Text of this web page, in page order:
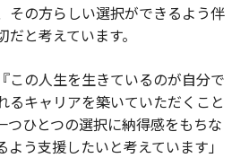
その方らしい選択ができるよう伴
と考えています。
この人生を生きているのが自分で
るキャリアを築いていただくこと
つひとつの選択に納得感をもちな
う支援したいと考えています」